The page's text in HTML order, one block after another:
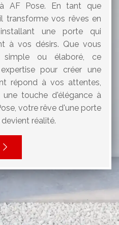
AF Pose. En tant que
transforme vos rêves en
une porte qui
à vos désirs. Que vous
simple ou élaboré, ce
pour créer une
répond à vos attentes,
touche d'élégance à
votre rêve d'une porte
réalité.